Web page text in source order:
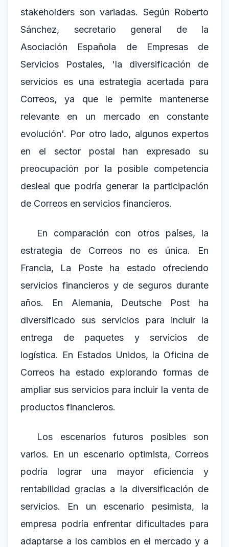
stakeholders son variadas. Según Roberto
Sánchez, secretario general de la
Asociación Española de Empresas de
Servicios Postales, 'la diversificación de
servicios es una estrategia acertada para
Correos, ya que le permite mantenerse
relevante en un mercado en constante
evolución'. Por otro lado, algunos expertos
en el sector postal han expresado su
preocupación por la posible competencia
desleal que podría generar la participación
de Correos en servicios financieros.
En comparación con otros países, la
estrategia de Correos no es única. En
Francia, La Poste ha estado ofreciendo
servicios financieros y de seguros durante
años. En Alemania, Deutsche Post ha
diversificado sus servicios para incluir la
entrega de paquetes y servicios de
logística. En Estados Unidos, la Oficina de
Correos ha estado explorando formas de
ampliar sus servicios para incluir la venta de
productos financieros.
Los escenarios futuros posibles son
varios. En un escenario optimista, Correos
podría lograr una mayor eficiencia y
rentabilidad gracias a la diversificación de
servicios. En un escenario pesimista, la
empresa podría enfrentar dificultades para
adaptarse a los cambios en el mercado y a